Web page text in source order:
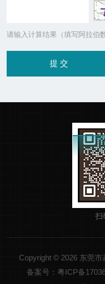
请输入计算结果（填写阿拉伯
扫
Copyright © 2026 东莞
备案号：粤ICP备